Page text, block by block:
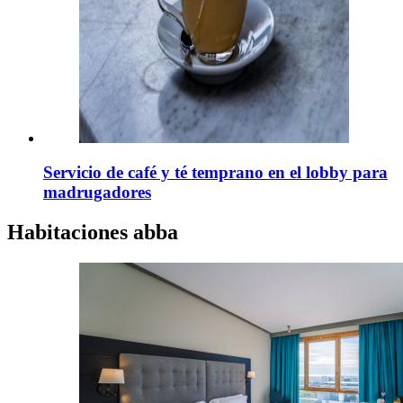
Servicio de café y té temprano en el lobby para
madrugadores
Habitaciones abba